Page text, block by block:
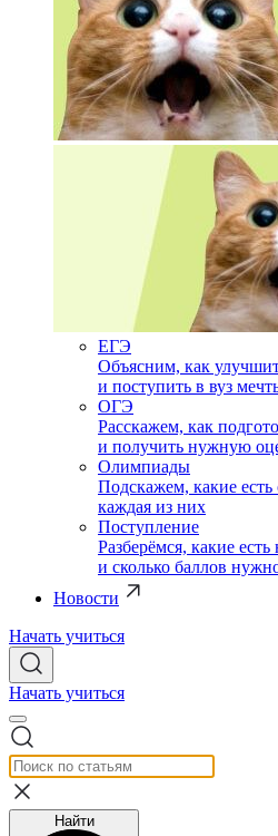
ЕГЭ
Объясним, как
и поступить в вуз
ОГЭ
Расскажем, как
и получить нужную
Олимпиады
Подскажем, какие
каждая из них
Поступление
Разберёмся, какие
и сколько баллов
Новости
Начать учиться
Начать учиться
Найти